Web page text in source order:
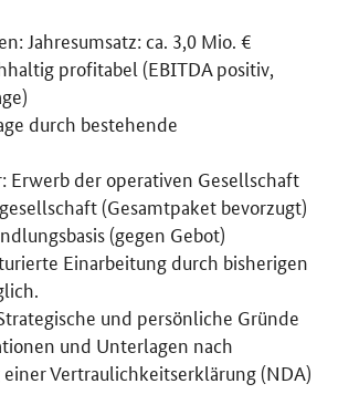
Jahresumsatz: ca. 3,0 Mio. €
profitabel (EBITDA positiv,
durch bestehende
Erwerb der operativen Gesellschaft
(Gesamtpaket bevorzugt)
(gegen Gebot)
Einarbeitung durch bisherigen
und persönliche Gründe
und Unterlagen nach
Vertraulichkeitserklärung (NDA)